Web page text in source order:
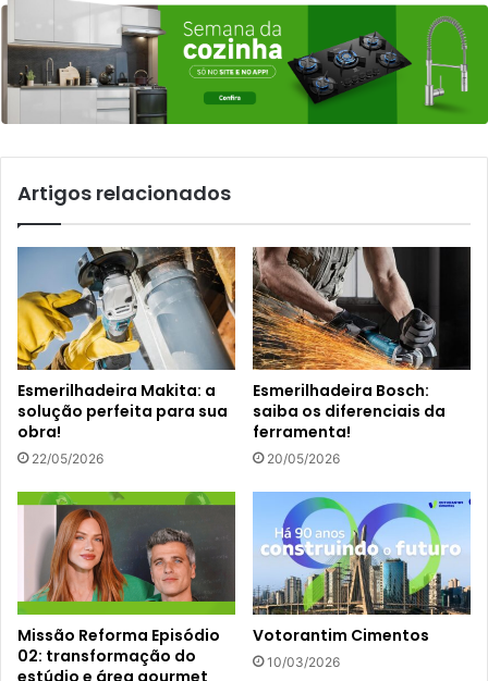
Artigos relacionados
Esmerilhadeira Makita: a
solução perfeita para sua
obra!
22/05/2026
Esmerilhadeira Bosch:
saiba os diferenciais da
ferramenta!
20/05/2026
Missão Reforma Episódio
02: transformação do
estúdio e área gourmet
Votorantim Cimentos
10/03/2026